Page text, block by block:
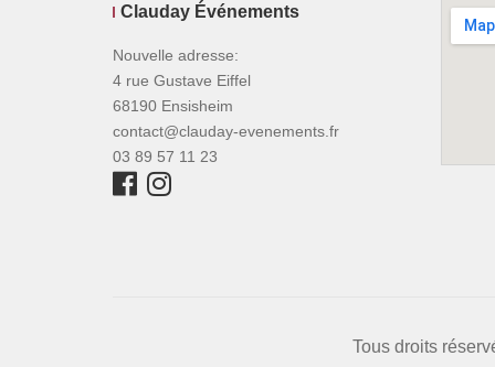
Clauday Événements
Nouvelle adresse:
4 rue Gustave Eiffel
68190 Ensisheim
contact@clauday-evenements.fr
03 89 57 11 23
Tous droits